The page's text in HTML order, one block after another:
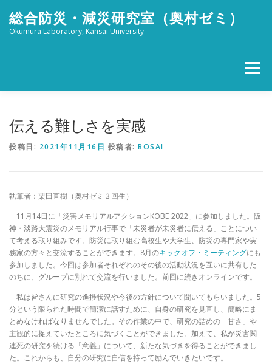
キ
総合防災・減災研究室（奥村ゼミ）
Okumura Laboratory, Kansai University
メニュー
伝える難しさを実感
投稿日: 2021年11月16日 投稿者: BOSAI
執筆者：栗田直樹（奥村ゼミ３回生）
11月14日に「災害メモリアルアクションKOBE 2022」に参加しました。阪
神・淡路大震災のメモリアル行事で「未災者が未災者に伝える」ことについ
て考える取り組みです。防災に取り組む高校生や大学生、防災の専門家や実
務家の方々と交流することができます。8月のキックオフ・ミーティングにも
参加しました。今回は参加者それぞれのその後の活動状況を互いに共有した
のちに、グループに別れて交流を行いました。前回に続きオンラインです。
私は皆さんに研究の進捗状況や今後の方針について聞いてもらいました。5
分という限られた時間で簡潔に話すために、自身の研究を見直し、簡略にま
とめなければなりませんでした。その作業の中で、研究の詰めの「甘さ」や
主観的に捉えていたところに気づくことができました。加えて、私が災害関
連死の研究を続ける「意義」について、新たな気づきを得ることができまし
た。これからも、自分の研究に自信を持って励んでいきたいです。